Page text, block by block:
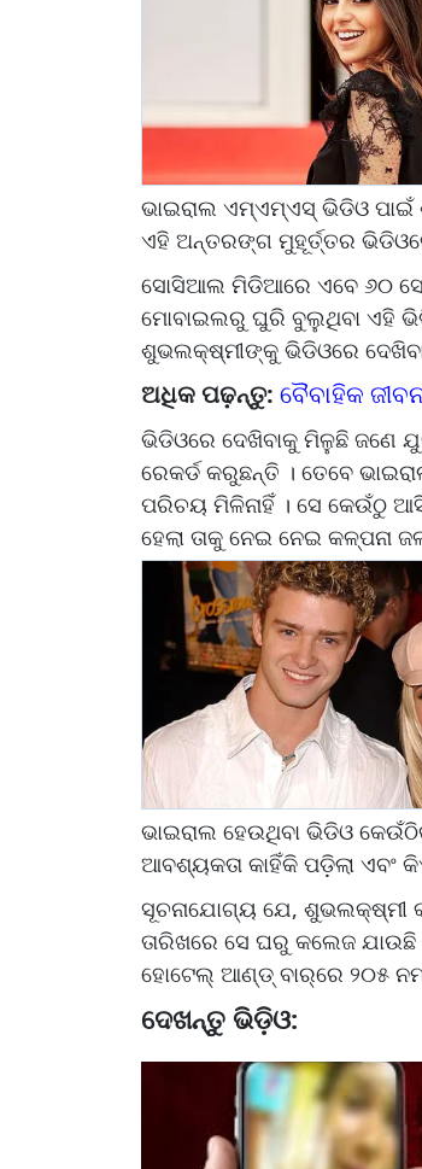
ଭାଇରାଲ ଏମ୍‌ଏମ୍‌ଏସ୍‌ ଭିଡିଓ
ଏହି ଅନ୍ତରଙ୍ଗ ମୁହୂର୍ତ୍ତର
ସୋସିଆଲ ମିଡିଆରେ ଏବେ ୬୦
ମୋବାଇଲରୁ ଘୁରି ବୁଲୁଥିବା ଏହି
ଶୁଭଲକ୍ଷ୍ମୀଙ୍କୁ ଭିଡିଓରେ ଦେଖିବା
ଅଧିକ ପଢ଼ନ୍ତୁ: ବୈବାହିକ
ଭିଡିଓରେ ଦେଖିବାକୁ ମିଳୁଛି ଜଣେ
ରେକର୍ଡ କରୁଛନ୍ତି । ତେବେ
ପରିଚୟ ମିଳିନାହିଁ । ସେ କେଉଁଠୁ
ହେଲା ତାକୁ ନେଇ ନେଇ କଳ୍ପନା
ଭାଇରାଲ ହେଉଥିବା ଭିଡିଓ
ଆବଶ୍ୟକତା କାହିଁକି ପଡ଼ିଲା ଏବଂ
ସୂଚନାଯୋଗ୍ୟ ଯେ, ଶୁଭଲକ୍ଷ୍ମୀ
ତାରିଖରେ ସେ ଘରୁ କଲେଜ ଯାଉଛି
ହୋଟେଲ୍‌ ଆଣ୍ଡ୍‌ ବାର୍‌ରେ ୨୦୫
ଦେଖନ୍ତୁ ଭିଡ଼ିଓ: